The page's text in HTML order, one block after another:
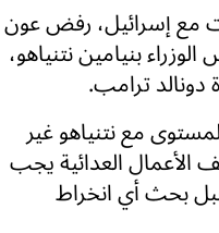
مع إسرائيل، رفض عون
بنيامين نتنياهو،
دونالد ترامب.
مع نتنياهو غير
العدائية يجب
بحث أي انخراط